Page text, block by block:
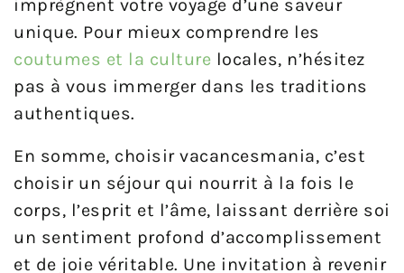
imprègnent votre voyage d’une saveur
unique. Pour mieux comprendre les
coutumes et la culture locales, n’hésitez
pas à vous immerger dans les traditions
authentiques.
En somme, choisir vacancesmania, c’est
choisir un séjour qui nourrit à la fois le
corps, l’esprit et l’âme, laissant derrière soi
un sentiment profond d’accomplissement
et de joie véritable. Une invitation à revenir